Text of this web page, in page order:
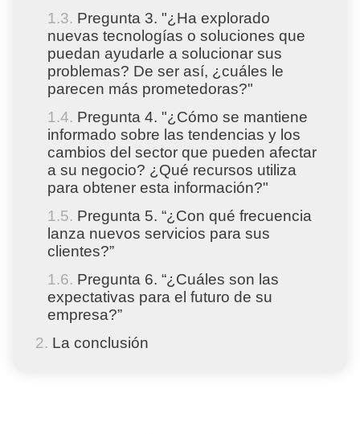
Pregunta 3. "¿Ha explorado
nuevas tecnologías o soluciones que
puedan ayudarle a solucionar sus
problemas? De ser así, ¿cuáles le
parecen más prometedoras?"
Pregunta 4. "¿Cómo se mantiene
informado sobre las tendencias y los
cambios del sector que pueden afectar
a su negocio? ¿Qué recursos utiliza
para obtener esta información?"
Pregunta 5. “¿Con qué frecuencia
lanza nuevos servicios para sus
clientes?”
Pregunta 6. “¿Cuáles son las
expectativas para el futuro de su
empresa?”
La conclusión